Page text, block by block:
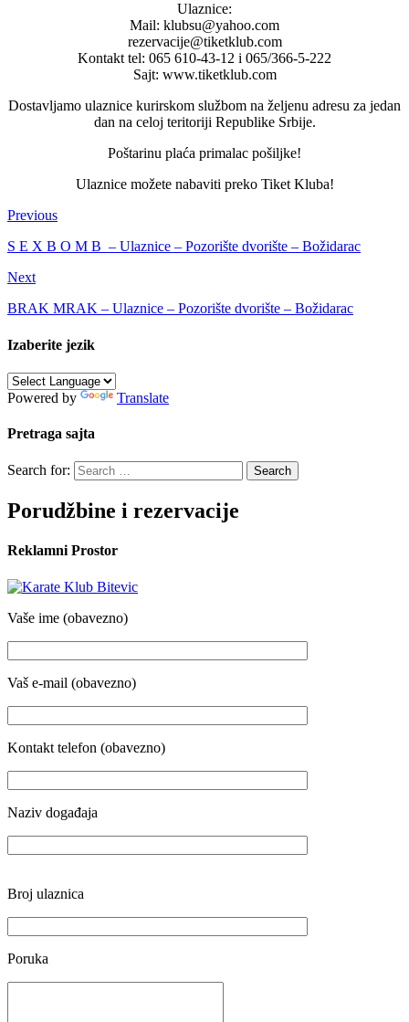
Ulaznice:
Mail: klubsu@yahoo.com
rezervacije@tiketklub.com
Kontakt tel: 065 610-43-12 i 065/366-5-222
Sajt: www.tiketklub.com
Dostavljamo ulaznice kurirskom službom na željenu adresu za jedan
dan na celoj teritoriji Republike Srbije.
Poštarinu plaća primalac pošiljke!
Ulaznice možete nabaviti preko Tiket Kluba!
Previous
S E X B O M B – Ulaznice – Pozorište dvorište – Božidarac
Next
BRAK MRAK – Ulaznice – Pozorište dvorište – Božidarac
Izaberite jezik
Powered by Translate
Pretraga sajta
Search for:
Porudžbine i rezervacije
Reklamni Prostor
Vaše ime (obavezno)
Vaš e-mail (obavezno)
Kontakt telefon (obavezno)
Naziv događaja
Broj ulaznica
Poruka